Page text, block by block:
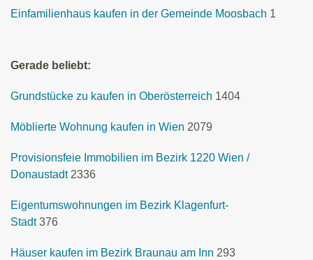
Einfamilienhaus kaufen in der Gemeinde Moosbach 1
Gerade beliebt:
Grundstücke zu kaufen in Oberösterreich 1404
Möblierte Wohnung kaufen in Wien 2079
Provisionsfeie Immobilien im Bezirk 1220 Wien /
Donaustadt 2336
Eigentumswohnungen im Bezirk Klagenfurt-
Stadt 376
Häuser kaufen im Bezirk Braunau am Inn 293